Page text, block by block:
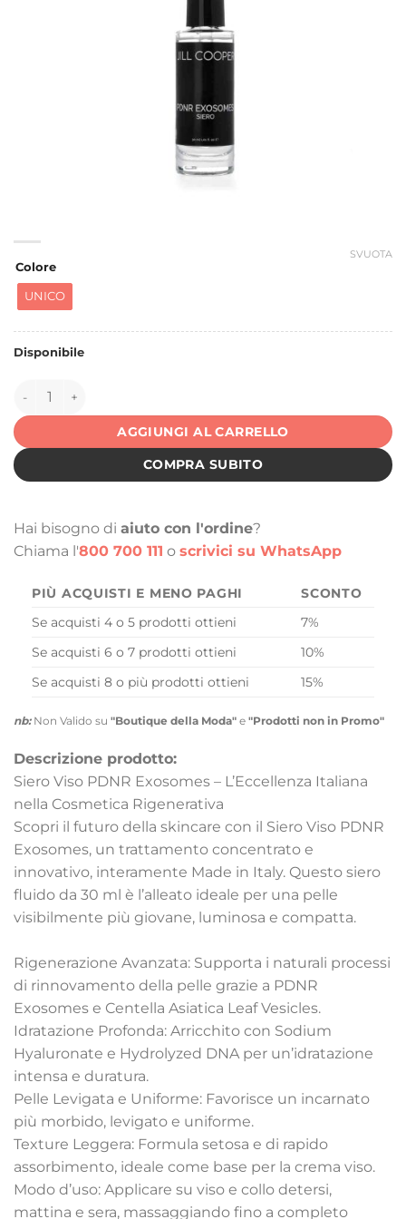
Colore
UNICO
SVUOTA
Disponibile
151289 quantità
AGGIUNGI AL CARRELLO
COMPRA SUBITO
Hai bisogno di aiuto con l'ordine?
Chiama l'800 700 111 o scrivici su WhatsApp
PIÙ ACQUISTI E MENO PAGHI
SCONTO
Se acquisti 4 o 5 prodotti ottieni
7%
Se acquisti 6 o 7 prodotti ottieni
10%
Se acquisti 8 o più prodotti ottieni
15%
nb:Non Valido su "Boutique della Moda" e "Prodotti non in Promo"
Descrizione prodotto:
Siero Viso PDNR Exosomes – L’Eccellenza Italiana
nella Cosmetica Rigenerativa
Scopri il futuro della skincare con il Siero Viso PDNR
Exosomes, un trattamento concentrato e
innovativo, interamente Made in Italy. Questo siero
fluido da 30 ml è l’alleato ideale per una pelle
visibilmente più giovane, luminosa e compatta.
Rigenerazione Avanzata: Supporta i naturali processi
di rinnovamento della pelle grazie a PDNR
Exosomes e Centella Asiatica Leaf Vesicles.
Idratazione Profonda: Arricchito con Sodium
Hyaluronate e Hydrolyzed DNA per un’idratazione
intensa e duratura.
Pelle Levigata e Uniforme: Favorisce un incarnato
più morbido, levigato e uniforme.
Texture Leggera: Formula setosa e di rapido
assorbimento, ideale come base per la crema viso.
Modo d’uso: Applicare su viso e collo detersi,
mattina e sera, massaggiando fino a completo